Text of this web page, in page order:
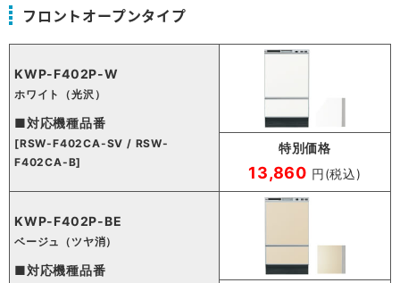
フロントオープンタイプ
KWP-F402P-W
ホワイト（光沢）
■対応機種品番
[RSW-F402CA-SV / RSW-
F402CA-B]
特別価格
13,860 円(税込)
KWP-F402P-BE
ベージュ（ツヤ消）
■対応機種品番